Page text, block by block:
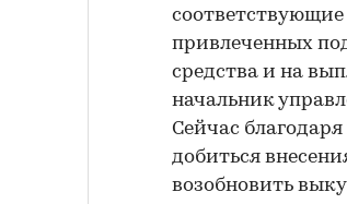
привлеченных
средства и на
начальник
Сейчас
добиться
возобновить